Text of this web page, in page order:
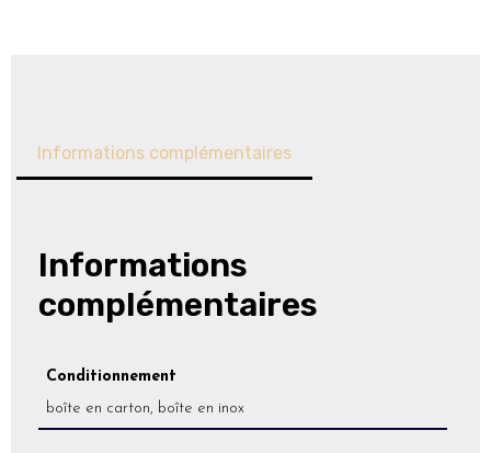
Informations complémentaires
Informations
complémentaires
Conditionnement
boîte en carton, boîte en inox